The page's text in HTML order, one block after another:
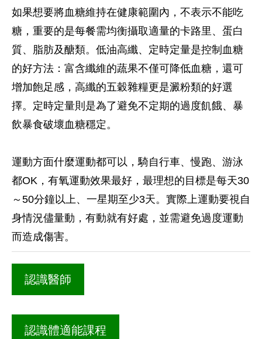
如果想要將血糖維持在健康範圍內，不表示不能吃
糖，重要的是每餐需均衡攝取適量的卡路里、蛋白
質、脂肪及醣類。低油高纖、定時定量是控制血糖
的好方法：富含纖維的蔬果不僅可降低血糖，還可
增加飽足感，高纖的五穀雜糧更是澱粉類的好選
擇。定時定量則是為了避免不定期的過度飢餓、暴
飲暴食破壞血糖穩定。
運動方面什麼運動都可以，騎自行車、慢跑、游泳
都OK，有氧運動效果最好，最理想的目標是每天30
～50分鐘以上、一星期至少3天。實際上運動要視自
身情況儘量動，有動就有好處，並需避免過度運動
而造成傷害。
認識醫師
認識體適能課程